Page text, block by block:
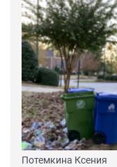
Потемкина Ксения